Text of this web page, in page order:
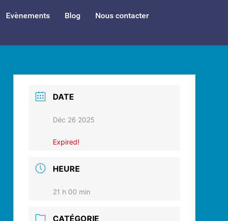
Evènements Blog Nous contacter
DATE
Déc 26 2025
Expired!
HEURE
21 h 00 min
CATÉGORIE